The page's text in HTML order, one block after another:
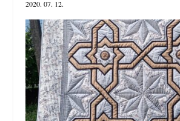
2020. 07. 12.